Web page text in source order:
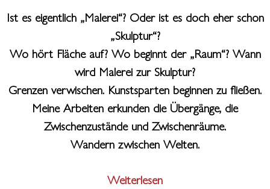
Ist es eigentlich „Malerei“? Oder ist es doch eher schon
„Skulptur“?
Wo hört Fläche auf? Wo beginnt der „Raum“? Wann
wird Malerei zur Skulptur?
Grenzen verwischen. Kunstsparten beginnen zu fließen.
Meine Arbeiten erkunden die Übergänge, die
Zwischenzustände und Zwischenräume.
Wandern zwischen Welten.
Weiterlesen